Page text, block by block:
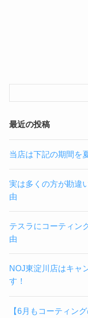
最近の投稿
当店は下記の期間を
実は多くの方が勘違
由
テスラにコーティン
由
NOJ東淀川店はキャ
す！
【6月もコーティン